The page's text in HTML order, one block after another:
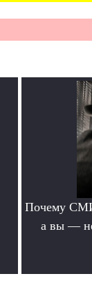
Почему
а вы —